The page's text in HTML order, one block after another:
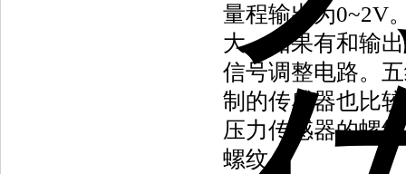
量程输出为0~2V
大，如果有和输
信号调整电路。
制的传感器也比
压力传感器的螺
螺纹